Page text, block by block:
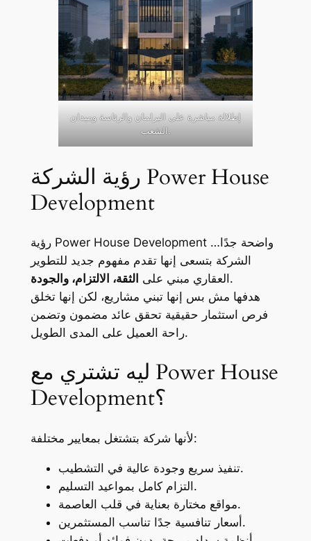
إطلالة مباشرة على البرلمان والرئاسة وميدان
الشعب.
رؤية الشركة Power House
Development
رؤية Power House Development واضحة جدًا…
الشركة بتسعى إنها تقدم مفهوم جديد للتطوير
العقاري مبني على الثقة، الالتزام، والجودة
.
هدفها مش بس إنها تبني مشاريع، لكن إنها تخلق
فرص استثمار حقيقية تحقق عائد مضمون وتضمن
راحة العميل على المدى الطويل.
ليه تشتري مع Power House
Development؟
لأنها شركة بتشتغل بمعايير مختلفة:
تنفيذ سريع وجودة عالية في التشطيب.
التزام كامل بمواعيد التسليم.
مواقع مختارة بعناية في قلب العاصمة.
أسعار تنافسية جدًا تناسب المستثمرين.